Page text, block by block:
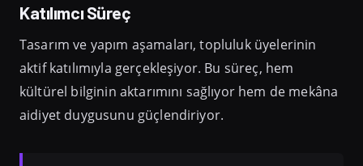
Katılımcı Süreç
Tasarım ve yapım aşamaları, topluluk üyelerinin
aktif katılımıyla gerçekleşiyor. Bu süreç, hem
kültürel bilginin aktarımını sağlıyor hem de mekâna
aidiyet duygusunu güçlendiriyor.